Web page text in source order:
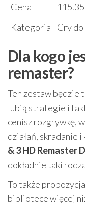
Cena
115.35
Kategoria
Gry
Dla kogo
remaster?
Ten zestaw będzie
lubią strategie i
cenisz rozgrywkę,
działań, skradanie
& 3 HD Remaster
dokładnie taki
To także
bibliotece więcej